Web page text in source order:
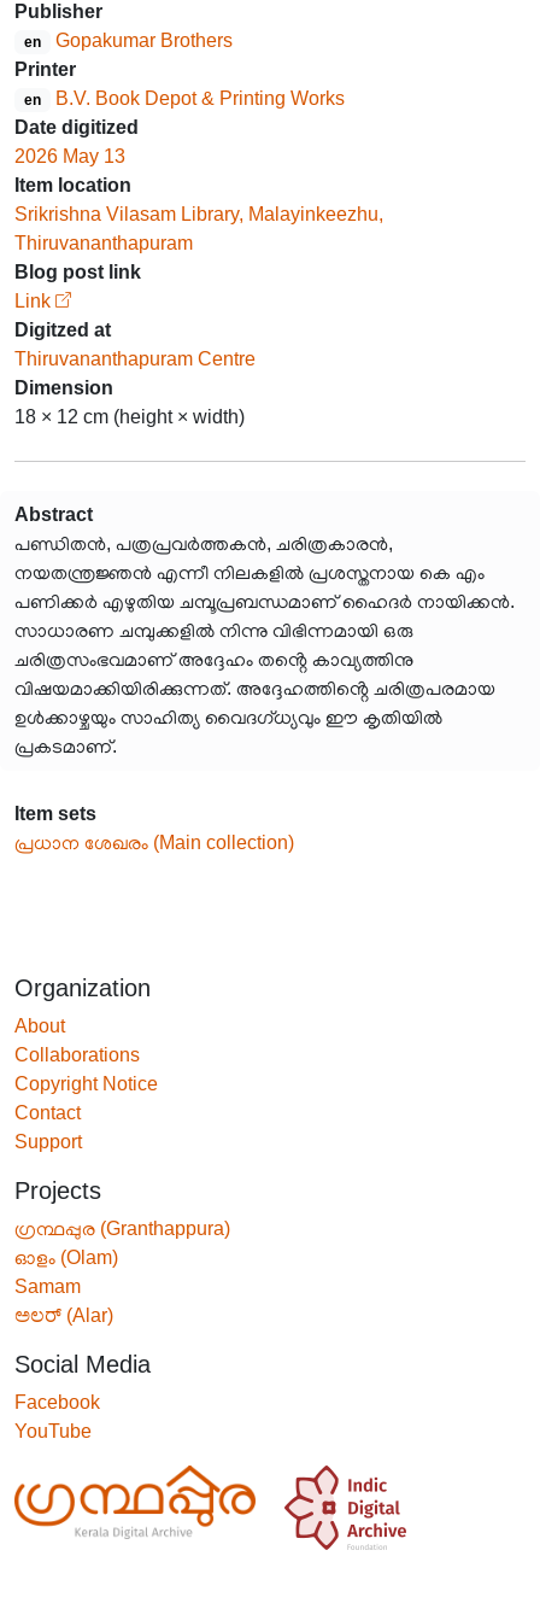
Publisher
en
Gopakumar Brothers
Printer
en
B.V. Book Depot & Printing Works
Date digitized
2026 May 13
Item location
Srikrishna Vilasam Library, Malayinkeezhu,
Thiruvananthapuram
Blog post link
Link
Digitzed at
Thiruvananthapuram Centre
Dimension
18 × 12 cm (height × width)
Abstract
പണ്ഡിതൻ, പത്രപ്രവർത്തകൻ, ചരിത്രകാരൻ,
നയതന്ത്രജ്ഞൻ എന്നീ നിലകളിൽ പ്രശസ്തനായ കെ എം
പണിക്കർ എഴുതിയ ചമ്പൂപ്രബന്ധമാണ് ഹൈദർ നായിക്കൻ.
സാധാരണ ചമ്പുക്കളിൽ നിന്നു വിഭിന്നമായി ഒരു
ചരിത്രസംഭവമാണ് അദ്ദേഹം തൻ്റെ കാവ്യത്തിനു
വിഷയമാക്കിയിരിക്കുന്നത്. അദ്ദേഹത്തിൻ്റെ ചരിത്രപരമായ
ഉൾക്കാഴ്ചയും സാഹിത്യ വൈദഗ്ധ്യവും ഈ കൃതിയിൽ
പ്രകടമാണ്.
Item sets
പ്രധാന ശേഖരം (Main collection)
Organization
About
Collaborations
Copyright Notice
Contact
Support
Projects
ഗ്രന്ഥപ്പുര (Granthappura)
ഓളം (Olam)
Samam
ಅಲರ್ (Alar)
Social Media
Facebook
YouTube